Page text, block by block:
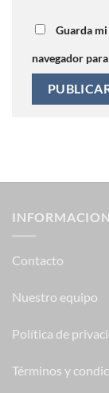
Guarda
navegador
INFORMACION
Contacto
Nuestro equipo
Política de
Términos y